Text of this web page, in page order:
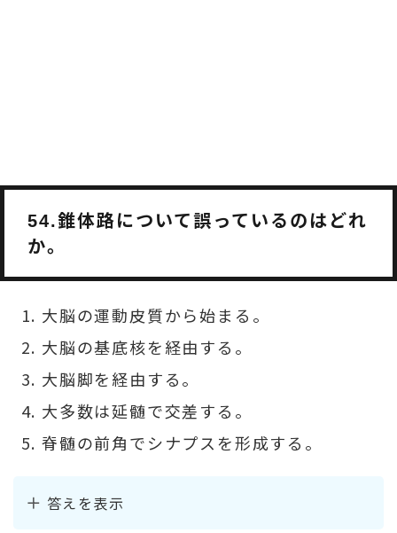
54.錐体路について誤っているのはどれ
か。
大脳の運動皮質から始まる。
大脳の基底核を経由する。
大脳脚を経由する。
大多数は延髄で交差する。
脊髄の前角でシナプスを形成する。
答えを表示